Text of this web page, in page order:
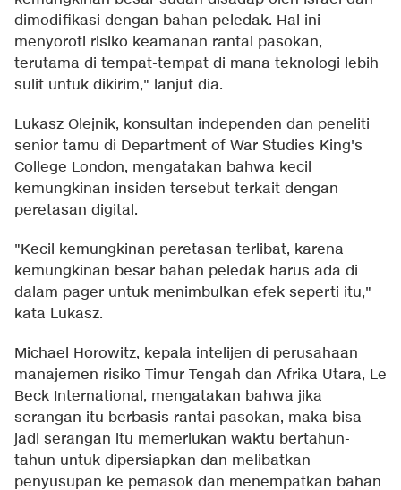
dimodifikasi dengan bahan peledak. Hal ini
menyoroti risiko keamanan rantai pasokan,
terutama di tempat-tempat di mana teknologi lebih
sulit untuk dikirim," lanjut dia.
Lukasz Olejnik, konsultan independen dan peneliti
senior tamu di Department of War Studies King's
College London, mengatakan bahwa kecil
kemungkinan insiden tersebut terkait dengan
peretasan digital.
"Kecil kemungkinan peretasan terlibat, karena
kemungkinan besar bahan peledak harus ada di
dalam pager untuk menimbulkan efek seperti itu,"
kata Lukasz.
Michael Horowitz, kepala intelijen di perusahaan
manajemen risiko Timur Tengah dan Afrika Utara, Le
Beck International, mengatakan bahwa jika
serangan itu berbasis rantai pasokan, maka bisa
jadi serangan itu memerlukan waktu bertahun-
tahun untuk dipersiapkan dan melibatkan
penyusupan ke pemasok dan menempatkan bahan